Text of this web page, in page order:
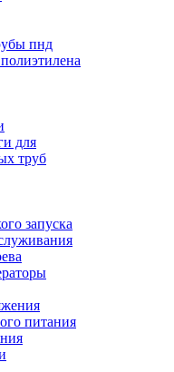
пнд
для
труб
запуска
питания